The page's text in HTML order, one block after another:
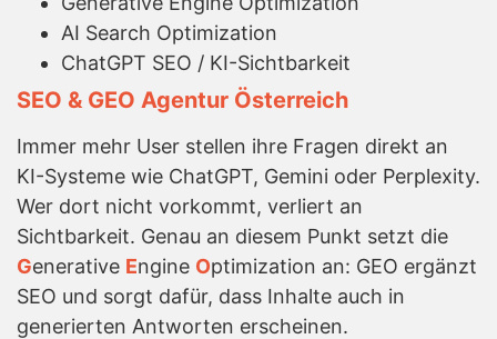
AI Search Optimization
ChatGPT SEO / KI-Sichtbarkeit
SEO & GEO Agentur Österreich
Immer mehr User stellen ihre Fragen direkt an
KI-Systeme wie ChatGPT, Gemini oder Perplexity.
Wer dort nicht vorkommt, verliert an
Sichtbarkeit. Genau an diesem Punkt setzt die
Generative Engine Optimization an: GEO ergänzt
SEO und sorgt dafür, dass Inhalte auch in
generierten Antworten erscheinen.